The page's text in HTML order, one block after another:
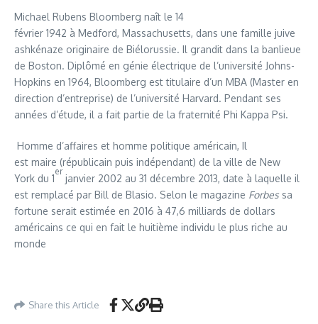
Michael Rubens Bloomberg naît le 14
février 1942 à Medford, Massachusetts, dans une famille juive
ashkénaze originaire de Biélorussie. Il grandit dans la banlieue
de Boston. Diplômé en génie électrique de l’université Johns-
Hopkins en 1964, Bloomberg est titulaire d’un MBA (Master en
direction d’entreprise) de l’université Harvard. Pendant ses
années d’étude, il a fait partie de la fraternité Phi Kappa Psi.
Homme d’affaires et homme politique américain, Il
est maire (républicain puis indépendant) de la ville de New
York du 1
er
janvier 2002 au 31 décembre 2013, date à laquelle il
est remplacé par Bill de Blasio. Selon le magazine Forbes sa
fortune serait estimée en 2016 à 47,6 milliards de dollars
américains ce qui en fait le huitième individu le plus riche au
monde
Share this Article